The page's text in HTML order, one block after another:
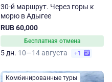
30-й маршрут. Через горы к
морю в Адыгее
RUB 60,000
Бесплатная отмена
5 дн. 10—14 августа +1
Комбинированные туры